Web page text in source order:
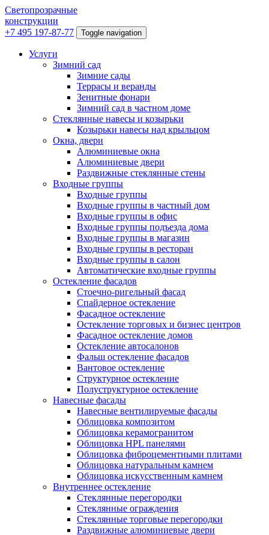
Светопрозрачные
конструкции
+7 495 197-87-77
Toggle navigation
Услуги
Зимний сад
Зимние сады
Террасы и веранды
Зенитные фонари
Зимний сад в частном доме
Стеклянные навесы и козырьки
Козырьки навесы над крыльцом
Окна, двери
Алюминиевые окна
Алюминиевые двери
Раздвижные стеклянные стены
Входные группы
Входные группы
Входные группы в частный дом
Входные группы в офис
Входные группы подъезда дома
Входные группы в магазин
Входные группы в ресторан
Входные группы в салон
Автоматические входные группы
Остекление фасадов
Стоечно-ригельный фасад
Спайдерное остекление
Фасадное остекление
Остекление торговых и бизнес центров
Фасадное остекление домов
Остекление автосалонов
Фальш остекление фасадов
Вантовое остекление
Структурное остекление
Полуструктурное остекление
Навесные фасады
Навесные вентилируемые фасады
Облицовка композитом
Облицовка керамогранитом
Облицовка HPL панелями
Облицовка фиброцементными плитами
Облицовка натуральным камнем
Облицовка искусственным камнем
Внутреннее остекление
Стеклянные перегородки
Стеклянные ограждения
Стеклянные торговые перегородки
Раздвижные алюминиевые двери